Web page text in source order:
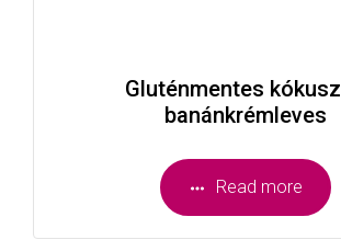
Gluténmentes
banánkrémleves
Read more